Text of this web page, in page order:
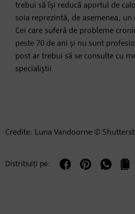
trebui să își reducă aportul de
soia reprezintă, de asemenea, un
Cei care suferă de probleme
peste 70 de ani și nu sunt
post ar trebui să se consulte cu
specialiștii.
Credite: Luna Vandoorne ©
Distribuiți pe: